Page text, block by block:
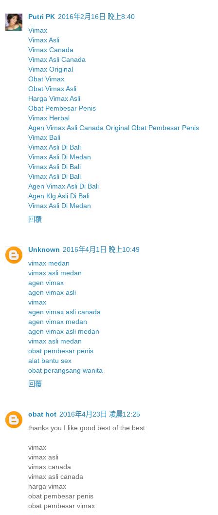
Putri PK 2016年2月16日 晚上8:40
Vimax
Vimax Asli
Vimax Canada
Vimax Asli Canada
Vimax Original
Obat Vimax
Obat Vimax Asli
Harga Vimax Asli
Obat Pembesar Penis
Vimax Herbal
Agen Vimax Asli Canada Original Obat Pembesar Penis
Vimax Bali
Vimax Asli Di Bali
Vimax Asli Di Medan
Vimax Asli Di Bali
Vimax Asli Di Bali
Agen Vimax Asli Di Bali
Agen Klg Asli Di Bali
Vimax Asli Di Medan
回覆
Unknown 2016年4月1日 晚上10:49
vimax medan
vimax asli medan
agen vimax
agen vimax asli
vimax
agen vimax asli canada
agen vimax medan
agen vimax asli medan
vimax asli medan
obat pembesar penis
alat bantu sex
obat perangsang wanita
回覆
obat hot 2016年4月23日 凌晨12:25
thanks you I like good best of the best
vimax
vimax asli
vimax canada
vimax asli canada
harga vimax
obat pembesar penis
obat pembesar vimax